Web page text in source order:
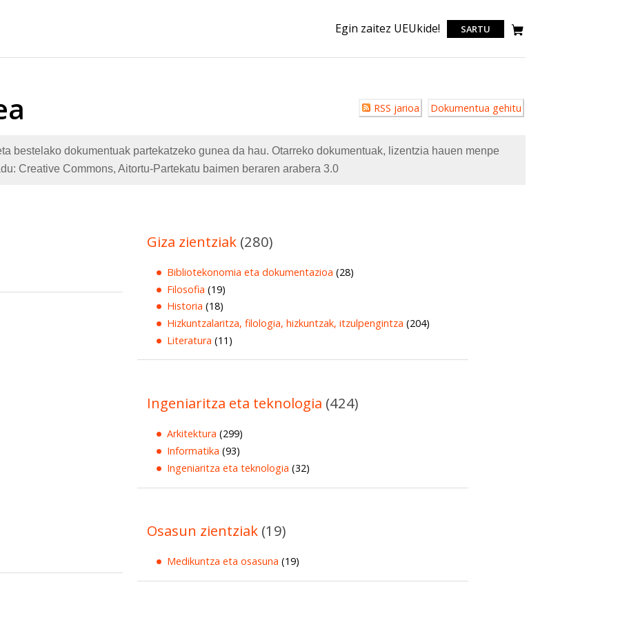
Egin zaitez UEUkide! SARTU
Erabiltzailearen
akzioak
RSS jarioa Dokumentua gehitu
bestelako dokumentuak partekatzeko gunea da hau. Otarreko dokumentuak, lizentzia hauen menpe
Creative Commons, Aitortu-Partekatu baimen beraren arabera 3.0
Giza zientziak (280)
Bibliotekonomia eta dokumentazioa (28)
Filosofia (19)
Historia (18)
Hizkuntzalaritza, filologia, hizkuntzak, itzulpengintza (204)
Literatura (11)
Ingeniaritza eta teknologia (424)
Arkitektura (299)
Informatika (93)
Ingeniaritza eta teknologia (32)
Osasun zientziak (19)
Medikuntza eta osasuna (19)